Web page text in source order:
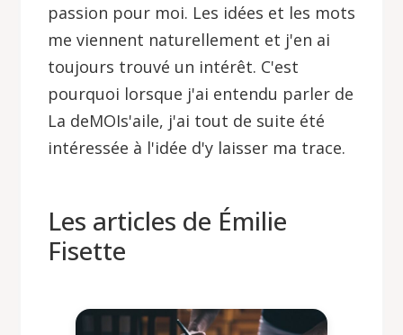
passion pour moi. Les idées et les mots
me viennent naturellement et j'en ai
toujours trouvé un intérêt. C'est
pourquoi lorsque j'ai entendu parler de
La deMOIs'aile, j'ai tout de suite été
intéressée à l'idée d'y laisser ma trace.
Les articles de Émilie
Fisette